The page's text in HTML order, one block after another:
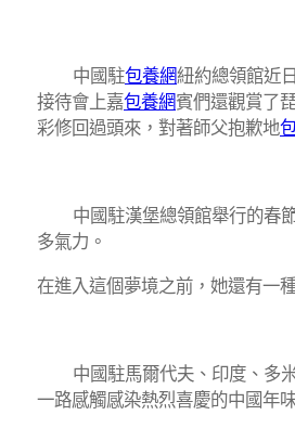
中國駐包養網紐約總領館近日
接待會上嘉包養網賓們還觀賞了
彩修回過頭來，對著師父抱歉地
中國駐漢堡總領館舉行的春
多氣力。
在進入這個夢境之前，她還有一
中國駐馬爾代夫、印度、多
一路感觸感染熱烈喜慶的中國年